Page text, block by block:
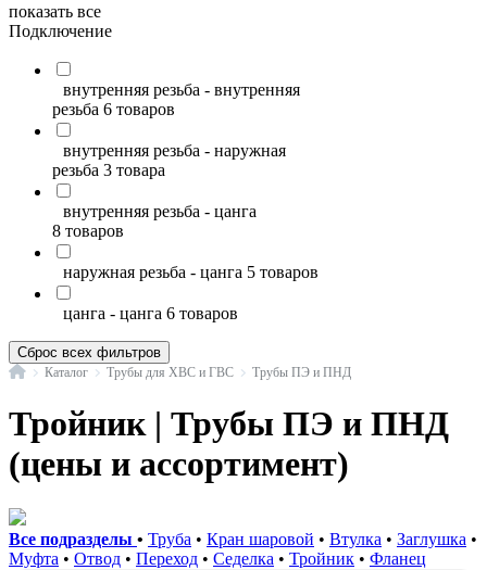
показать все
Подключение
внутренняя резьба - внутренняя
резьба 6 товаров
внутренняя резьба - наружная
резьба 3 товара
внутренняя резьба - цанга
8 товаров
наружная резьба - цанга 5 товаров
цанга - цанга 6 товаров
Сброс всех фильтров
ГлавнаяКаталог Трубы для ХВС и ГВС Трубы ПЭ и ПНД
Тройник | Трубы ПЭ и ПНД
(цены и ассортимент)
Все подразделы • Труба • Кран шаровой • Втулка • Заглушка •
Муфта • Отвод • Переход • Седелка • Тройник • Фланец